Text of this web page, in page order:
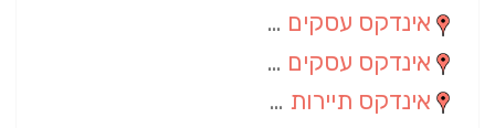
אינדקס עסקים ארצי
אינדקס עסקים מקומי
אינדקס תיירות ארצי